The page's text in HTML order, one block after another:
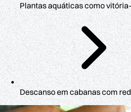
Plantas aquáticas como
Descanso em cabanas com